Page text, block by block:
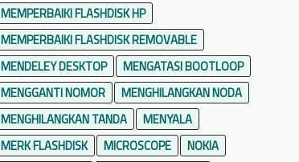
MEMPERBAIKI FLASHDISK HP
MEMPERBAIKI FLASHDISK REMOVABLE
MENDELEY DESKTOP
MENGATASI BOOTLOOP
MENGGANTI NOMOR
MENGHILANGKAN NODA
MENGHILANGKAN TANDA
MENYALA
MERK FLASHDISK
MICROSCOPE
NOKIA